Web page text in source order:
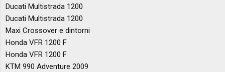
Ducati Multistrada 1200
Ducati Multistrada 1200
Maxi Crossover e dintorni
Honda VFR 1200 F
Honda VFR 1200 F
KTM 990 Adventure 2009